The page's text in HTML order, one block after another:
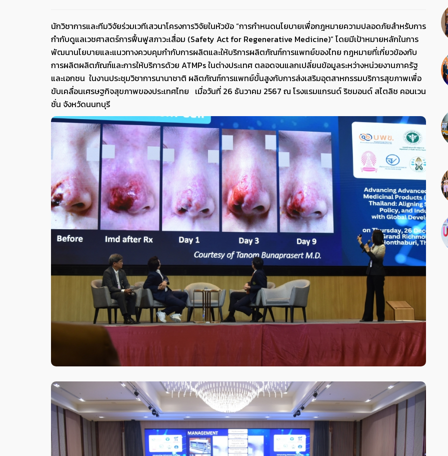
นักวิชาการและทีมวิจัยร่วมเวทีเสวนาโครงการวิจัยในหัวข้อ “การกำหนดนโยบายเพื่อกฎหมายความปลอดภัยสำหรับการ
กำกับดูแลเวชศาสตร์การฟื้นฟูสภาวะเสื่อม (Safety Act for Regenerative Medicine)” โดยมีเป้าหมายหลักในการ
พัฒนานโยบายและแนวทางควบคุมกำกับการผลิตและให้บริการผลิตภัณฑ์การแพทย์ของไทย กฎหมายที่เกี่ยวข้องกับ
การผลิตผลิตภัณฑ์และการให้บริการด้วย ATMPs ในต่างประเทศ ตลอดจนแลกเปลี่ยนข้อมูลระหว่างหน่วยงานภาครัฐ
และเอกชน ในงานประชุมวิชาการนานาชาติ ผลิตภัณฑ์การแพทย์ขั้นสูงกับการส่งเสริมอุตสาหกรรมบริการสุขภาพเพื่อ
ขับเคลื่อนเศรษฐกิจสุขภาพของประเทศไทย เมื่อวันที่ 26 ธันวาคม 2567 ณ โรงแรมแกรนด์ ริชมอนด์ สไตลิช คอนเวน
ชั่น จังหวัดนนทบุรี